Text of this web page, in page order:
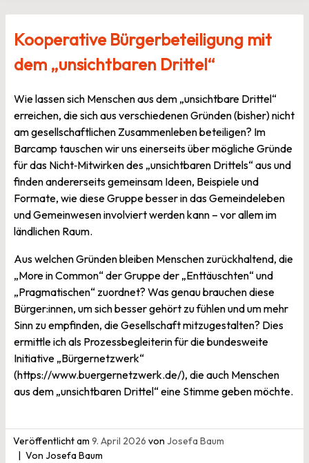
Kooperative Bürgerbeteiligung mit
dem „unsichtbaren Drittel“
Wie lassen sich Menschen aus dem „unsichtbare Drittel“
erreichen, die sich aus verschiedenen Gründen (bisher) nicht
am gesellschaftlichen Zusammenleben beteiligen? Im
Barcamp tauschen wir uns einerseits über mögliche Gründe
für das Nicht‑Mitwirken des „unsichtbaren Drittels“ aus und
finden andererseits gemeinsam Ideen, Beispiele und
Formate, wie diese Gruppe besser in das Gemeindeleben
und Gemeinwesen involviert werden kann – vor allem im
ländlichen Raum.
Aus welchen Gründen bleiben Menschen zurückhaltend, die
„More in Common“ der Gruppe der „Enttäuschten“ und
„Pragmatischen“ zuordnet? Was genau brauchen diese
Bürger:innen, um sich besser gehört zu fühlen und um mehr
Sinn zu empfinden, die Gesellschaft mitzugestalten? Dies
ermittle ich als Prozessbegleiterin für die bundesweite
Initiative „Bürgernetzwerk“
(https://www.buergernetzwerk.de/), die auch Menschen
aus dem „unsichtbaren Drittel“ eine Stimme geben möchte.
Veröffentlicht am 9. April 2026 von Josefa Baum
Von Josefa Baum